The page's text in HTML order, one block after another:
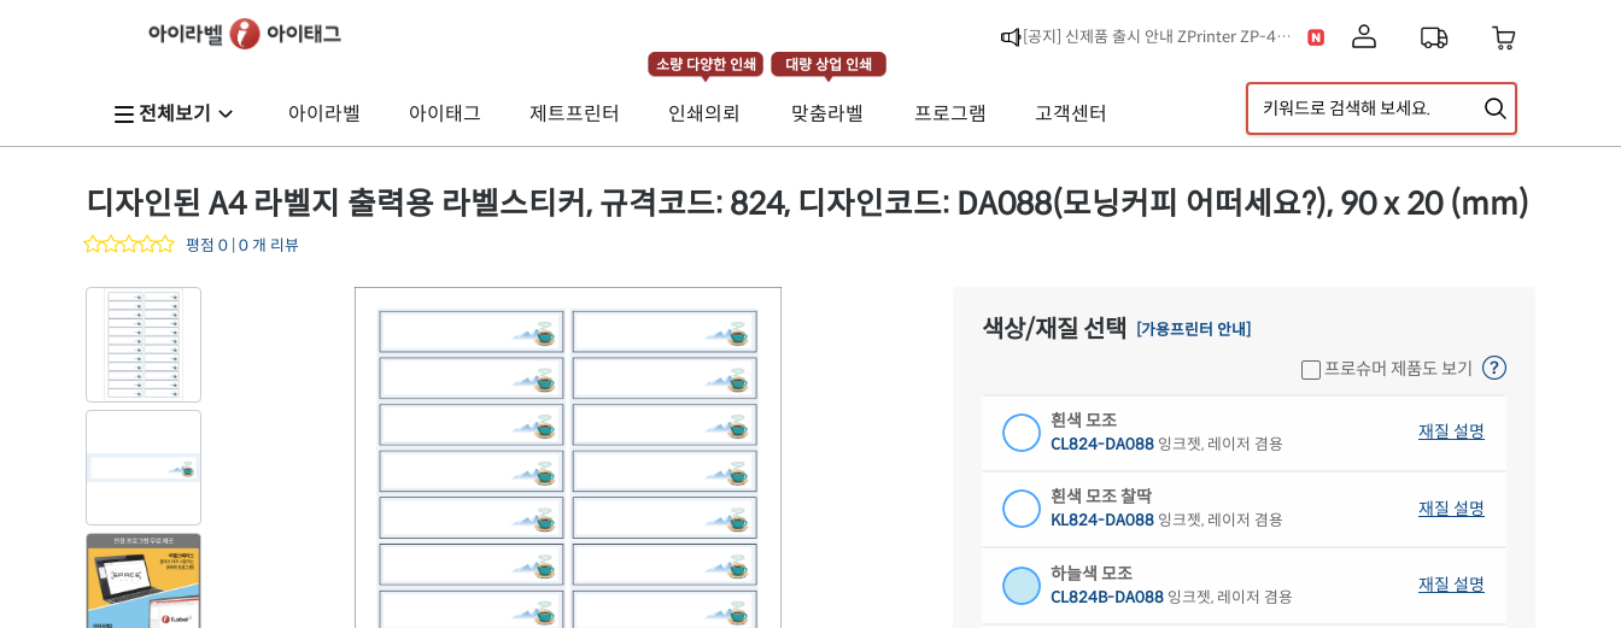
[공지] 신제품 출시 안내 ZPrinter ZP-4121B
[공지] 택배 없는 날 & 광복절 배송안내
[공지] 고객센터 운영시간 및 내선번호 변경 안내
[공지] 아이라벨 무료배송 기준 금액 변경 안내
전체보기 아이라벨 아이태그 제트프린터
소량 다양한 인쇄
인쇄의뢰
대량 상업 인쇄
맞춤라벨 프로그램 고객센터
디자인된 A4 라벨지 출력용 라벨스티커, 규격코드: 824, 디자인코드: DA088(모닝커피 어떠세요?), 90 x 20 (mm)
평점 0 | 0 개 리뷰
색상/재질 선택 [가용프린터 안내]
프로슈머 제품도 보기
흰색 모조
CL824-DA088 잉크젯, 레이저 겸용
재질 설명
흰색 모조 찰딱
KL824-DA088 잉크젯, 레이저 겸용
재질 설명
하늘색 모조
CL824B-DA088 잉크젯, 레이저 겸용
재질 설명